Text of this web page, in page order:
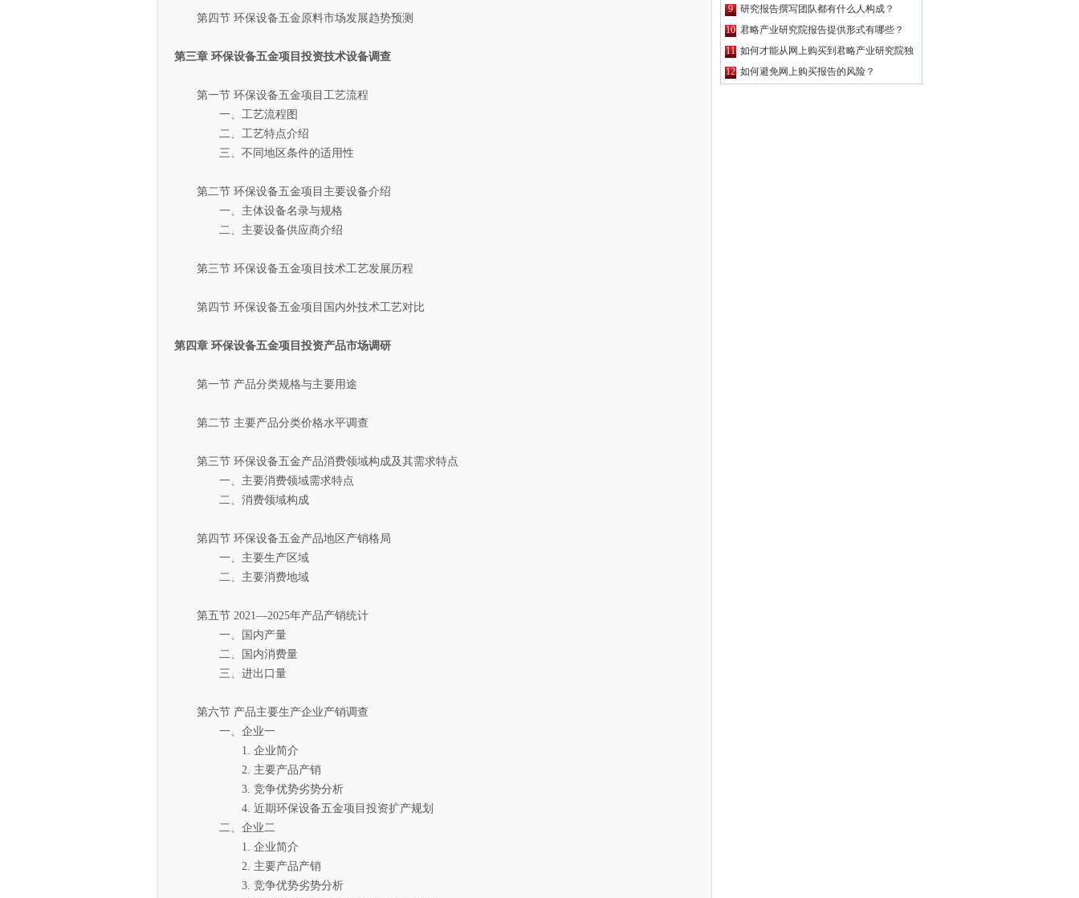
第四节 环保设备五金原料市场发展趋势预测
第三章 环保设备五金项目投资技术设备调查
第一节 环保设备五金项目工艺流程
一、工艺流程图
二、工艺特点介绍
三、不同地区条件的适用性
第二节 环保设备五金项目主要设备介绍
一、主体设备名录与规格
二、主要设备供应商介绍
第三节 环保设备五金项目技术工艺发展历程
第四节 环保设备五金项目国内外技术工艺对比
第四章 环保设备五金项目投资产品市场调研
第一节 产品分类规格与主要用途
第二节 主要产品分类价格水平调查
第三节 环保设备五金产品消费领域构成及其需求特点
一、主要消费领域需求特点
二、消费领域构成
第四节 环保设备五金产品地区产销格局
一、主要生产区域
二、主要消费地域
第五节 2021—2025年产品产销统计
一、国内产量
二、国内消费量
三、进出口量
第六节 产品主要生产企业产销调查
一、企业一
1. 企业简介
2. 主要产品产销
3. 竞争优势劣势分析
4. 近期环保设备五金项目投资扩产规划
二、企业二
1. 企业简介
2. 主要产品产销
3. 竞争优势劣势分析
些？
9
研究报告撰写团队都有什么人构成？
10 君略产业研究院报告提供形式有哪些？
11 如何才能从网上购买到君略产业研究院独
家原创的报告产品？
12 如何避免网上购买报告的风险？